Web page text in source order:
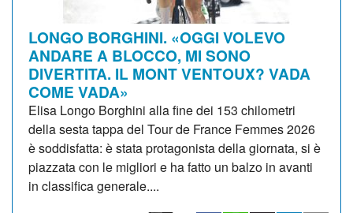
LONGO BORGHINI. «OGGI VOLEVO
ANDARE A BLOCCO, MI SONO
DIVERTITA. IL MONT VENTOUX? VADA
COME VADA»
Elisa Longo Borghini alla fine dei 153 chilometri
della sesta tappa del Tour de France Femmes 2026
è soddisfatta: è stata protagonista della giornata, si è
piazzata con le migliori e ha fatto un balzo in avanti
in classifica generale....